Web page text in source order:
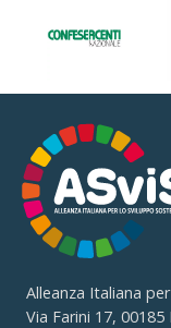
Alleanza Italiana
Via Farini 17, 00185